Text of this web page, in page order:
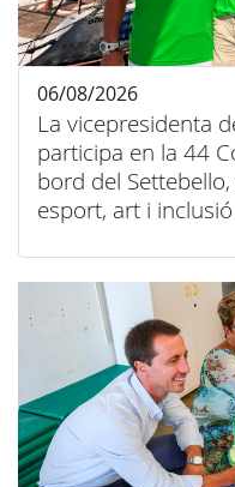
La vicepresidenta
participa en la 44
bord del
esport, art i inclusió
06/08/2026